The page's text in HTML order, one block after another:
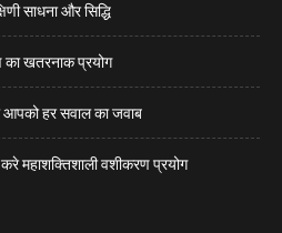
साधना और सिद्धि
का खतरनाक प्रयोग
आपको हर सवाल का जवाब
महाशक्तिशाली वशीकरण प्रयोग